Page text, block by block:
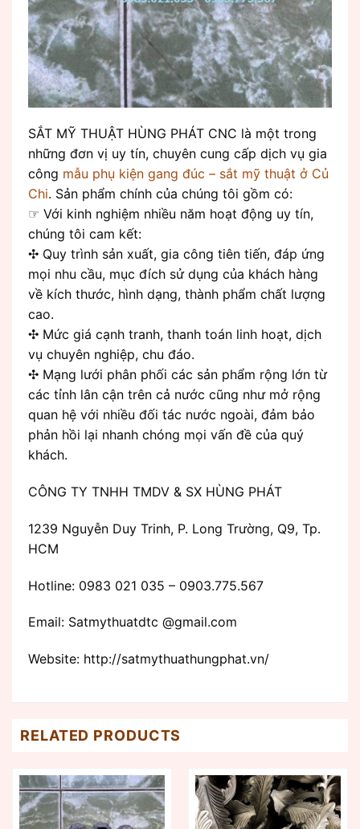
SẮT MỸ THUẬT HÙNG PHÁT CNC là một trong
những đơn vị uy tín, chuyên cung cấp dịch vụ gia
công mẫu phụ kiện gang đúc – sắt mỹ thuật ở Củ
Chi. Sản phẩm chính của chúng tôi gồm có:
☞ Với kinh nghiệm nhiều năm hoạt động uy tín,
chúng tôi cam kết:
✣ Quy trình sản xuất, gia công tiên tiến, đáp ứng
mọi nhu cầu, mục đích sử dụng của khách hàng
về kích thước, hình dạng, thành phẩm chất lượng
cao.
✣ Mức giá cạnh tranh, thanh toán linh hoạt, dịch
vụ chuyên nghiệp, chu đáo.
✣ Mạng lưới phân phối các sản phẩm rộng lớn từ
các tỉnh lân cận trên cả nước cũng như mở rộng
quan hệ với nhiều đối tác nước ngoài, đảm bảo
phản hồi lại nhanh chóng mọi vấn đề của quý
khách.
CÔNG TY TNHH TMDV & SX HÙNG PHÁT
1239 Nguyễn Duy Trinh, P. Long Trường, Q9, Tp.
HCM
Hotline: 0983 021 035 – 0903.775.567
Email: Satmythuatdtc @gmail.com
Website: http://satmythuathungphat.vn/
RELATED PRODUCTS